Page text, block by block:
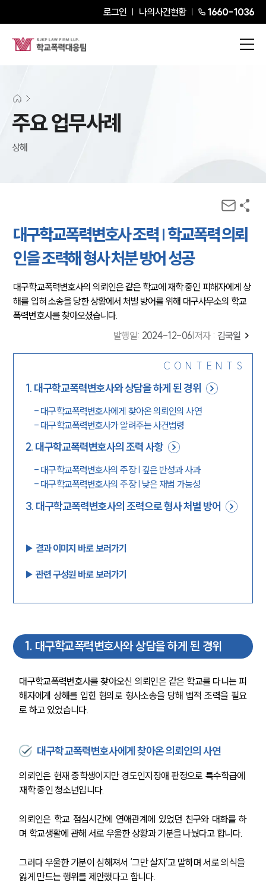
로그인 나의사건현황 1660-1036
주요 업무사례
상해
대구학교폭력변호사 조력 | 학교폭력 의뢰
인을 조력해 형사 처분 방어 성공
대구학교폭력변호사의 의뢰인은 같은 학교에 재학 중인 피해자에게 상
해를 입혀 소송을 당한 상황에서 처벌 방어를 위해 대구사무소의 학교
폭력변호사를 찾아오셨습니다.
발행일: 2024-12-06 저자 : 김국일
CONTENTS
1. 대구학교폭력변호사와 상담을 하게 된 경위
- 대구학교폭력변호사에게 찾아온 의뢰인의 사연
- 대구학교폭력변호사가 알려주는 사건법령
2. 대구학교폭력변호사의 조력 사항
- 대구학교폭력변호사의 주장 | 깊은 반성과 사과
- 대구학교폭력변호사의 주장 | 낮은 재범 가능성
3. 대구학교폭력변호사의 조력으로 형사 처벌 방어
▶︎ 결과 이미지 바로 보러가기
▶︎ 관련 구성원 바로 보러가기
1 . 대구학교폭력변호사와 상담을 하게 된 경위
대구학교폭력변호사를 찾아오신 의뢰인은 같은 학교를 다니는 피
해자에게 상해를 입힌 혐의로 형사소송을 당해 법적 조력을 필요
로 하고 있었습니다.
대구학교폭력변호사에게 찾아온 의뢰인의 사연
의뢰인은 현재 중학생이지만 경도인지장애 판정으로 특수학급에
재학 중인 청소년입니다.
의뢰인은 학교 점심시간에 연애관계에 있었던 친구와 대화를 하
며 학교생활에 관해 서로 우울한 상황과 기분을 나눴다고 합니다.
그러다 우울한 기분이 심해져서 ‘그만 살자’고 말하며 서로 의식을
잃게 만드는 행위를 제안했다고 합니다.